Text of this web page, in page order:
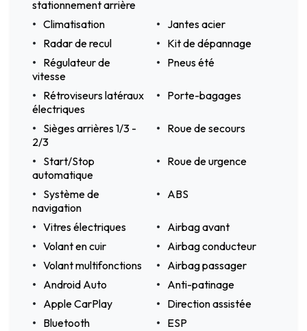
stationnement arrière
Climatisation
Jantes acier
Radar de recul
Kit de dépannage
Régulateur de
vitesse
Pneus été
Rétroviseurs latéraux
électriques
Porte-bagages
Sièges arrières 1/3 -
2/3
Roue de secours
Start/Stop
automatique
Roue de urgence
Système de
navigation
ABS
Vitres électriques
Airbag avant
Volant en cuir
Airbag conducteur
Volant multifonctions
Airbag passager
Android Auto
Anti-patinage
Apple CarPlay
Direction assistée
Bluetooth
ESP